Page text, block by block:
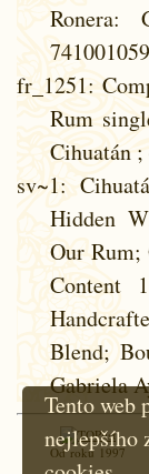
Ronera:
fr_1251:
Rum
Cihuatán
sv~1:
Hidden
Our Rum;
Content
Blend;
Gabriela
Od roku 1997
Tento web
nejlepšího